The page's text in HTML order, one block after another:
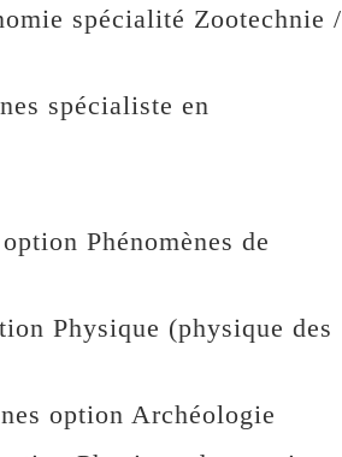
spécialité Zootechnie /
spécialiste en
Phénomènes de
Physique (physique des
option Archéologie